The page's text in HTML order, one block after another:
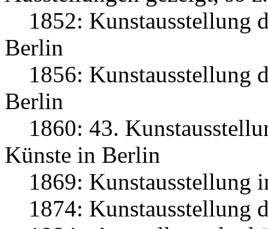
1852: Kunstausstellung
Berlin
1856: Kunstausstellung
Berlin
1860: 43.
Künste in Berlin
1869: Kunstausstellung
1874: Kunstausstellung